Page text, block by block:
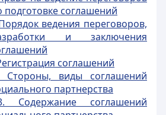
подготовке соглашений
ведения переговоров,
и заключения
соглашений
Стороны, виды соглашений
партнерства
Содержание соглашений